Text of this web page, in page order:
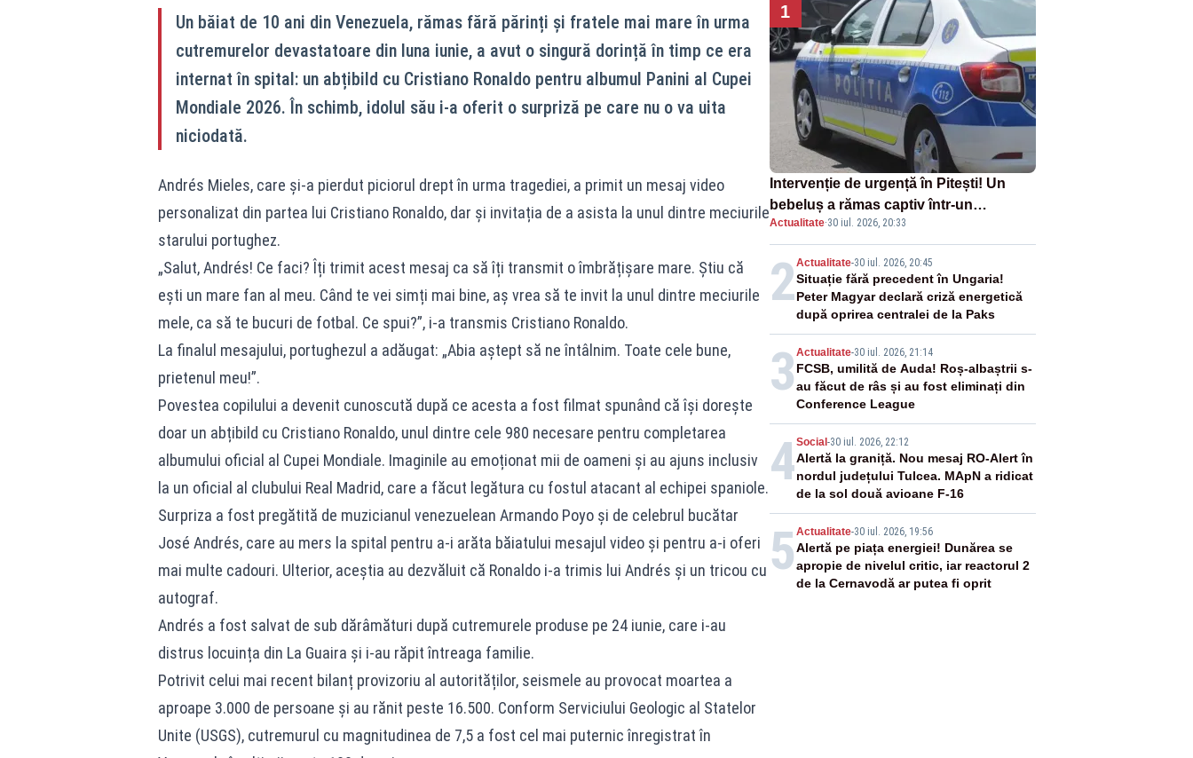
Un băiat de 10 ani din Venezuela, rămas fără părinți și fratele mai mare în urma
cutremurelor devastatoare din luna iunie, a avut o singură dorință în timp ce era
internat în spital: un abțibild cu Cristiano Ronaldo pentru albumul Panini al Cupei
Mondiale 2026. În schimb, idolul său i-a oferit o surpriză pe care nu o va uita
niciodată.
Andrés Mieles, care și-a pierdut piciorul drept în urma tragediei, a primit un mesaj video
personalizat din partea lui Cristiano Ronaldo, dar și invitația de a asista la unul dintre meciurile
starului portughez.
„Salut, Andrés! Ce faci? Îți trimit acest mesaj ca să îți transmit o îmbrățișare mare. Știu că
ești un mare fan al meu. Când te vei simți mai bine, aș vrea să te invit la unul dintre meciurile
mele, ca să te bucuri de fotbal. Ce spui?”, i-a transmis Cristiano Ronaldo.
La finalul mesajului, portughezul a adăugat: „Abia aștept să ne întâlnim. Toate cele bune,
prietenul meu!”.
Povestea copilului a devenit cunoscută după ce acesta a fost filmat spunând că își dorește
doar un abțibild cu Cristiano Ronaldo, unul dintre cele 980 necesare pentru completarea
albumului oficial al Cupei Mondiale. Imaginile au emoționat mii de oameni și au ajuns inclusiv
la un oficial al clubului Real Madrid, care a făcut legătura cu fostul atacant al echipei spaniole.
Surpriza a fost pregătită de muzicianul venezuelean Armando Poyo și de celebrul bucătar
José Andrés, care au mers la spital pentru a-i arăta băiatului mesajul video și pentru a-i oferi
mai multe cadouri. Ulterior, aceștia au dezvăluit că Ronaldo i-a trimis lui Andrés și un tricou cu
autograf.
Andrés a fost salvat de sub dărâmături după cutremurele produse pe 24 iunie, care i-au
distrus locuința din La Guaira și i-au răpit întreaga familie.
Potrivit celui mai recent bilanț provizoriu al autorităților, seismele au provocat moartea a
aproape 3.000 de persoane și au rănit peste 16.500. Conform Serviciului Geologic al Statelor
Unite (USGS), cutremurul cu magnitudinea de 7,5 a fost cel mai puternic înregistrat în
1
Intervenție de urgență în Pitești! Un
bebeluș a rămas captiv într-un
autoturism din cauza unei defecțiuni
Actualitate·30 iul. 2026, 20:33
2Actualitate-30 iul. 2026, 20:45
Situație fără precedent în Ungaria!
Peter Magyar declară criză energetică
după oprirea centralei de la Paks
3 Actualitate-30 iul. 2026, 21:14
FCSB, umilită de Auda! Roș-albaștrii s-
au făcut de râs și au fost eliminați din
Conference League
4Social -30 iul. 2026, 22:12
Alertă la graniță. Nou mesaj RO-Alert în
nordul județului Tulcea. MApN a ridicat
de la sol două avioane F-16
5 Actualitate-30 iul. 2026, 19:56
Alertă pe piața energiei! Dunărea se
apropie de nivelul critic, iar reactorul 2
de la Cernavodă ar putea fi oprit